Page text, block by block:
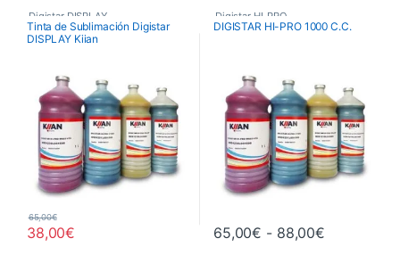
Digistar DISPLAY
Tinta de Sublimación
Tinta de Sublimación Digistar
DISPLAY Kiian
38,00€
65,00€
Este producto tiene múltiples variantes. Las opciones se
Digistar HI-PRO
DIGISTAR HI-PRO 1000 C.C.
65,00€ - 88,00€Rango de
Este producto tiene múltiples